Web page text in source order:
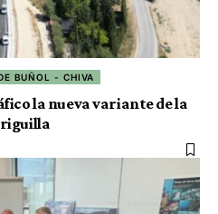
BUÑOL - CHIVA
la nueva variante de la